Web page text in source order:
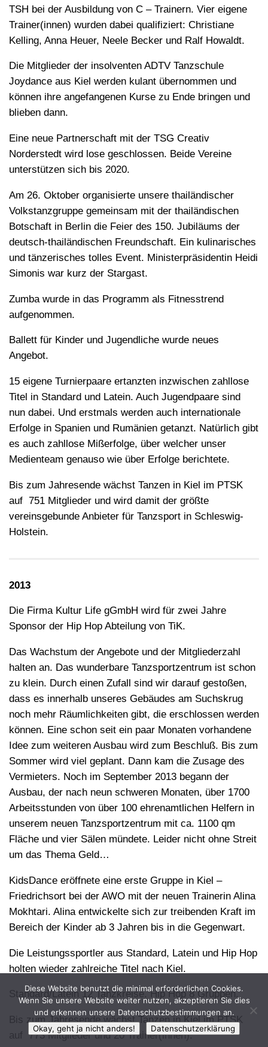
TSH bei der Ausbildung von C – Trainern. Vier eigene
Trainer(innen) wurden dabei qualifiziert: Christiane
Kelling, Anna Heuer, Neele Becker und Ralf Howaldt.
Die Mitglieder der insolventen ADTV Tanzschule
Joydance aus Kiel werden kulant übernommen und
können ihre angefangenen Kurse zu Ende bringen und
blieben dann.
Eine neue Partnerschaft mit der TSG Creativ
Norderstedt wird lose geschlossen. Beide Vereine
unterstützen sich bis 2020.
Am 26. Oktober organisierte unsere thailändischer
Volkstanzgruppe gemeinsam mit der thailändischen
Botschaft in Berlin die Feier des 150. Jubiläums der
deutsch-thailändischen Freundschaft. Ein kulinarisches
und tänzerisches tolles Event. Ministerpräsidentin Heidi
Simonis war kurz der Stargast.
Zumba wurde in das Programm als Fitnesstrend
aufgenommen.
Ballett für Kinder und Jugendliche wurde neues
Angebot.
15 eigene Turnierpaare ertanzten inzwischen zahllose
Titel in Standard und Latein. Auch Jugendpaare sind
nun dabei. Und erstmals werden auch internationale
Erfolge in Spanien und Rumänien getanzt. Natürlich gibt
es auch zahllose Mißerfolge, über welcher unser
Medienteam genauso wie über Erfolge berichtete.
Bis zum Jahresende wächst Tanzen in Kiel im PTSK
auf 751 Mitglieder und wird damit der größte
vereinsgebunde Anbieter für Tanzsport in Schleswig-
Holstein.
2013
Die Firma Kultur Life gGmbH wird für zwei Jahre
Sponsor der Hip Hop Abteilung von TiK.
Das Wachstum der Angebote und der Mitgliederzahl
halten an. Das wunderbare Tanzsportzentrum ist schon
zu klein. Durch einen Zufall sind wir darauf gestoßen,
dass es innerhalb unseres Gebäudes am Suchskrug
noch mehr Räumlichkeiten gibt, die erschlossen werden
können. Eine schon seit ein paar Monaten vorhandene
Idee zum weiteren Ausbau wird zum Beschluß. Bis zum
Sommer wird viel geplant. Dann kam die Zusage des
Vermieters. Noch im September 2013 begann der
Ausbau, der nach neun schweren Monaten, über 1700
Arbeitsstunden von über 100 ehrenamtlichen Helfern in
unserem neuen Tanzsportzentrum mit ca. 1100 qm
Fläche und vier Sälen mündete. Leider nicht ohne Streit
um das Thema Geld…
KidsDance eröffnete eine erste Gruppe in Kiel –
Friedrichsort bei der AWO mit der neuen Trainerin Alina
Mokhtari. Alina entwickelte sich zur treibenden Kraft im
Bereich der Kinder ab 3 Jahren bis in die Gegenwart.
Die Leistungssportler aus Standard, Latein und Hip Hop
holten wieder zahlreiche Titel nach Kiel.
Standard/Latein 12 Tanzkreise. Hip Hop 8 Gruppen.
Bis zum Jahresende wächst Tanzen in Kiel im PTSK
auf 773 Mitglieder und 20 Trainer(innen).
Diese Website benutzt die minimal erforderlichen Cookies.
Wenn Sie unsere Website weiter nutzen, akzeptieren Sie dies
und erkennen unsere Datenschutzbestimmungen an.
Okay, geht ja nicht anders!
Datenschutzerklärung